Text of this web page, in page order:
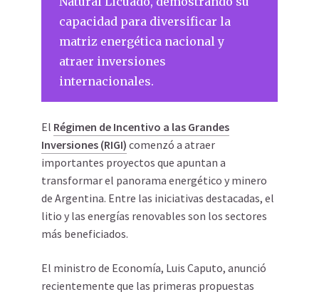
capacidad para diversificar la
matriz energética nacional y
atraer inversiones
internacionales.
El Régimen de Incentivo a las Grandes
Inversiones (RIGI) comenzó a atraer
importantes proyectos que apuntan a
transformar el panorama energético y minero
de Argentina. Entre las iniciativas destacadas, el
litio y las energías renovables son los sectores
más beneficiados.
El ministro de Economía, Luis Caputo, anunció
recientemente que las primeras propuestas